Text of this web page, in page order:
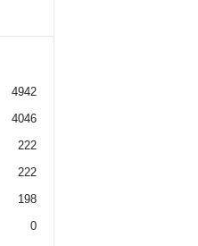
4942
4046
222
222
198
0